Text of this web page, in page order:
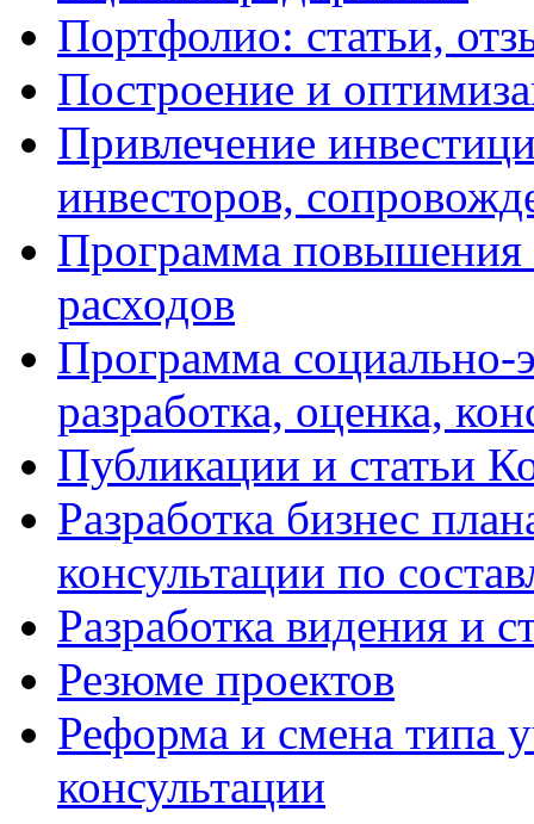
Портфолио: статьи,
Построение и
Привлечение
инвесторов,
Программа
расходов
Программа социально-
разработка, оценка,
Публикации и статьи
Разработка бизнес
консультации по
Разработка видения и
Резюме проектов
Реформа и смена типа
консультации